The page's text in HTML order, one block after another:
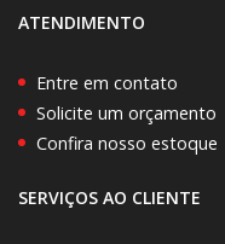
ATENDIMENTO
Entre em contato
Solicite um orçamento
Confira nosso estoque
SERVIÇOS AO CLIENTE